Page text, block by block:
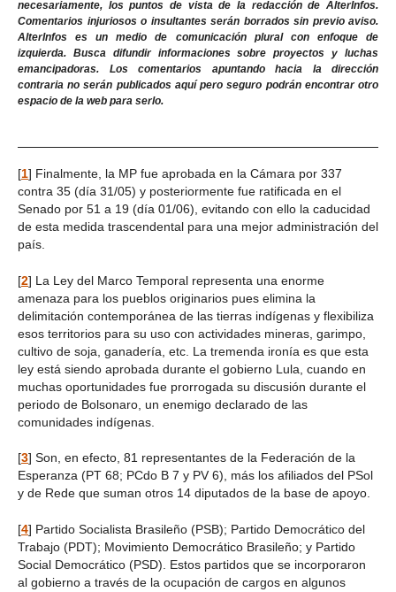
necesariamente, los puntos de vista de la redacción de AlterInfos.
Comentarios injuriosos o insultantes serán borrados sin previo aviso.
AlterInfos es un medio de comunicación plural con enfoque de
izquierda. Busca difundir informaciones sobre proyectos y luchas
emancipadoras. Los comentarios apuntando hacia la dirección
contraria no serán publicados aquí pero seguro podrán encontrar otro
espacio de la web para serlo.
[1] Finalmente, la MP fue aprobada en la Cámara por 337
contra 35 (día 31/05) y posteriormente fue ratificada en el
Senado por 51 a 19 (día 01/06), evitando con ello la caducidad
de esta medida trascendental para una mejor administración del
país.
[2] La Ley del Marco Temporal representa una enorme
amenaza para los pueblos originarios pues elimina la
delimitación contemporánea de las tierras indígenas y flexibiliza
esos territorios para su uso con actividades mineras, garimpo,
cultivo de soja, ganadería, etc. La tremenda ironía es que esta
ley está siendo aprobada durante el gobierno Lula, cuando en
muchas oportunidades fue prorrogada su discusión durante el
periodo de Bolsonaro, un enemigo declarado de las
comunidades indígenas.
[3] Son, en efecto, 81 representantes de la Federación de la
Esperanza (PT 68; PCdo B 7 y PV 6), más los afiliados del PSol
y de Rede que suman otros 14 diputados de la base de apoyo.
[4] Partido Socialista Brasileño (PSB); Partido Democrático del
Trabajo (PDT); Movimiento Democrático Brasileño; y Partido
Social Democrático (PSD). Estos partidos que se incorporaron
al gobierno a través de la ocupación de cargos en algunos